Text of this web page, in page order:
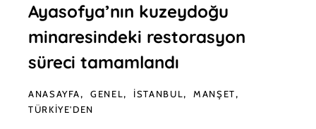
Ayasofya’nın kuzeydoğu
minaresindeki restorasyon
süreci tamamlandı
ANASAYFA GENEL İSTANBUL
MANŞET
TÜRKIYE'DEN